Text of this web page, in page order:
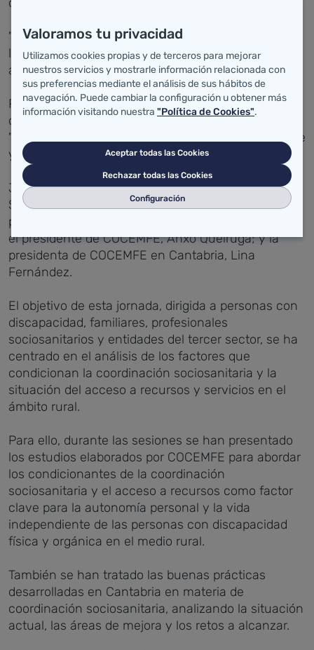
dependencia y con patologías crónicas.
"Como sociedad tenemos que hacer entender que
la diversidad es nuestra mayor fortaleza", ha
asegurado.
Pascual también ha expresado el convencimiento
del Ejecutivo sobre el diálogo y la cooperación
"como claves para afrontar un futuro más accesible
y más justo".
Junto a los consejeros de Inclusión Social y de
Salud, en el acto de apertura de la jornada han
participado el alcalde de Piélagos, Carlos Caramés;
el presidente de COCEMFE, Anxo Queiruga; y la
presidenta de COCEMFE en Cantabria, Lina
Fernández.
El objetivo de esta jornada, dirigida a personas con
discapacidad, familiares, profesionales
sociosanitarios y entidades del tercer sector, se ha
centrado en el análisis de los factores que
condicionan la coordinación sociosanitaria y la
situación del acceso a recursos y servicios en el
ámbito rural.
Para ello, durante las sesiones se han presentado
los estudios elaborados por COCEMFE para abordar
los condicionantes de la coordinación
sociosanitaria y el acceso a recursos como factor
clave para la autonomía personal y la vida
independiente de las personas con discapacidad
física y orgánica en el medio rural.
También se han tratado las buenas prácticas
desarrolladas en Cantabria en materia de
coordinación sociosanitaria, analizando la situación
actual, las áreas de mejora y los retos a alcanzar.
Valoramos tu privacidad
Utilizamos cookies propias y de terceros para mejorar
nuestros servicios y mostrarle información relacionada con
sus preferencias mediante el análisis de sus hábitos de
navegación. Puede cambiar la configuración u obtener más
información visitando nuestra "Política de Cookies".
Aceptar todas las Cookies
Rechazar todas las Cookies
Configuración